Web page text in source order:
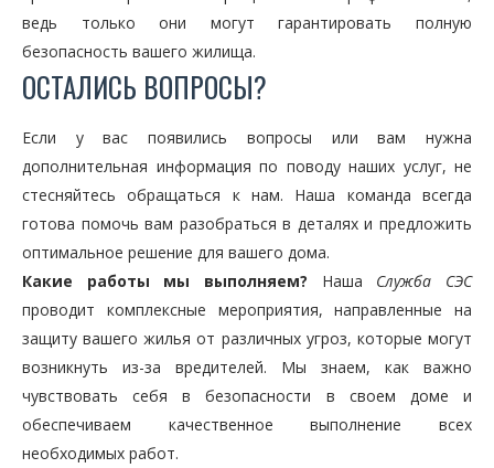
ведь только они могут гарантировать полную
безопасность вашего жилища.
ОСТАЛИСЬ ВОПРОСЫ?
Если у вас появились вопросы или вам нужна
дополнительная информация по поводу наших услуг, не
стесняйтесь обращаться к нам. Наша команда всегда
готова помочь вам разобраться в деталях и предложить
оптимальное решение для вашего дома.
Какие работы мы выполняем? Наша Служба СЭС
проводит комплексные мероприятия, направленные на
защиту вашего жилья от различных угроз, которые могут
возникнуть из-за вредителей. Мы знаем, как важно
чувствовать себя в безопасности в своем доме и
обеспечиваем качественное выполнение всех
необходимых работ.